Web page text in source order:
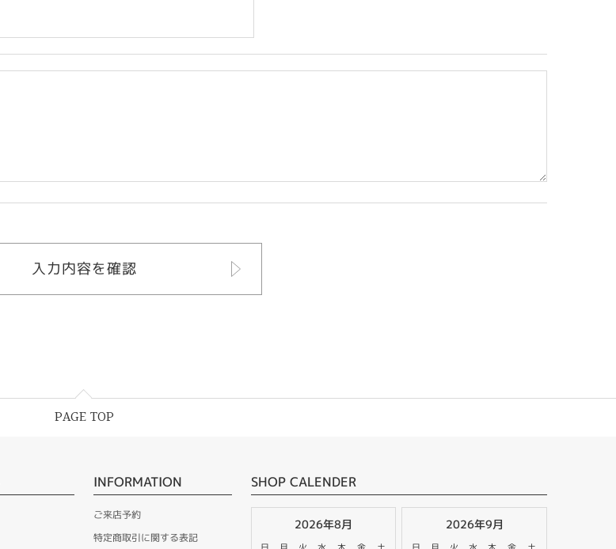
PAGE TOP
INFORMATION
ご来店予約
特定商取引に関する表記
SHOP CALENDER
2026年8月 2026年9月